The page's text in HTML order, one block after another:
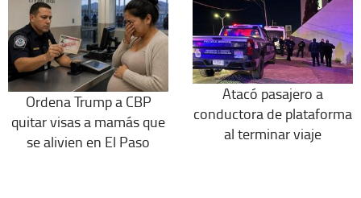
Ordena Trump a CBP
quitar visas a mamás que
se alivien en El Paso
Atacó pasajero a
conductora de plataforma
al terminar viaje